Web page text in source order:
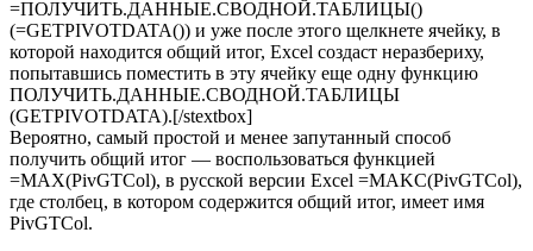
=ПОЛУЧИТЬ.ДАННЫЕ.СВОДНОЙ.ТАБЛИЦЫ()
(=GETPIVOTDATA()) и уже после этого щелкнете ячейку, в
которой находится общий итог, Excel создаст неразбериху,
попытавшись поместить в эту ячейку еще одну функцию
ПОЛУЧИТЬ.ДАННЫЕ.СВОДНОЙ.ТАБЛИЦЫ
(GETPIVOTDATA).[/stextbox]
Вероятно, самый простой и менее запутанный способ
получить общий итог — воспользоваться функцией
=МАХ(PivGTCol), в русской версии Excel =MAKC(PivGTCol),
где столбец, в котором содержится общий итог, имеет имя
PivGTCol.